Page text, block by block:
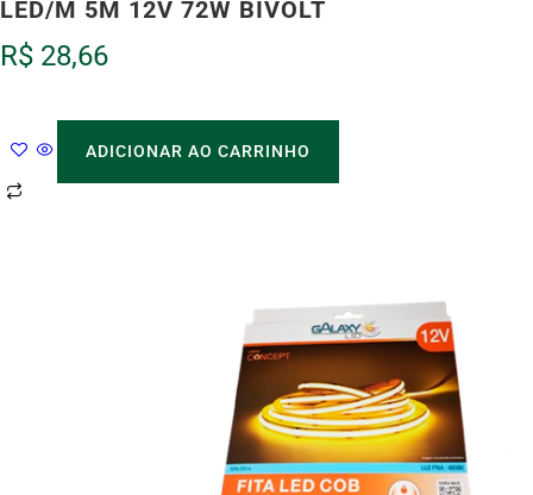
LED/M 5M 12V 72W BIVOLT
R$ 28,66
ADICIONAR AO CARRINHO